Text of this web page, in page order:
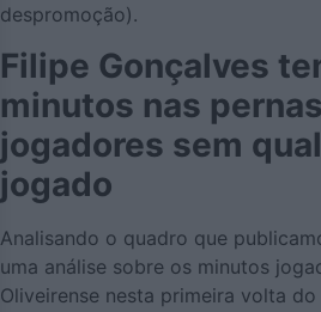
despromoção).
Filipe Gonçalves
minutos nas
jogadores sem
jogado
Analisando o quadro que
uma análise sobre os minutos
Oliveirense nesta primeira volta